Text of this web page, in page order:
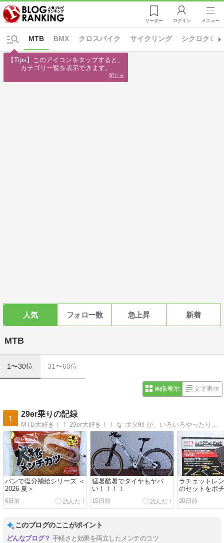
リーダー ログイン メニュー
BMX
MTB クロスバイク サイクリング シクロクロス
人気 フォロー数 急上昇 新着
MTB
1〜30位 31〜60位
画像表示 文字表示
1
29er乗りの記録
パンで塩分補給シリーズ ＜
2026 夏＞
6日前
猛暑酷暑でタイヤもヤバ
い！！！！
15日前
ラチェットレ
のセットをポ
ッ！！(｀・ω
20日前
このブログのここがポイント
手軽さと効果を両立したメンテのコツ
【Tips】このアイコンをタップすると、
カテゴリ一覧を表示できます。
閉じる